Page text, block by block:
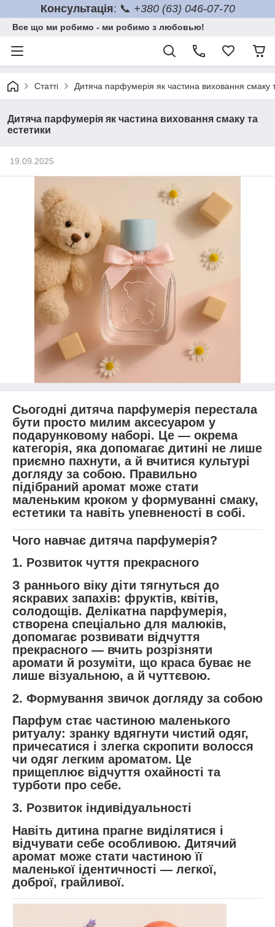
Консультація: 📞 +380 (63) 046-07-70
Все що ми робимо - ми робимо з любовью!
Статті Дитяча парфумерія як частина виховання смаку
Дитяча парфумерія як частина виховання смаку та
естетики
19.09.2025
Сьогодні дитяча парфумерія перестала
бути просто милим аксесуаром у
подарунковому наборі. Це — окрема
категорія, яка допомагає дитині не лише
приємно пахнути, а й вчитися культурі
догляду за собою. Правильно
підібраний аромат може стати
маленьким кроком у формуванні смаку,
естетики та навіть упевненості в собі.
Чого навчає дитяча парфумерія?
1. Розвиток чуття прекрасного
З раннього віку діти тягнуться до
яскравих запахів: фруктів, квітів,
солодощів. Делікатна парфумерія,
створена спеціально для малюків,
допомагає розвивати відчуття
прекрасного — вчить розрізняти
аромати й розуміти, що краса буває не
лише візуальною, а й чуттєвою.
2. Формування звичок догляду за собою
Парфум стає частиною маленького
ритуалу: зранку вдягнути чистий одяг,
причесатися і злегка скропити волосся
чи одяг легким ароматом. Це
прищеплює відчуття охайності та
турботи про себе.
3. Розвиток індивідуальності
Навіть дитина прагне виділятися і
відчувати себе особливою. Дитячий
аромат може стати частиною її
маленької ідентичності — легкої,
доброї, грайливої.